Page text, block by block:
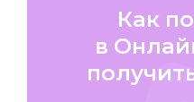
Как
в